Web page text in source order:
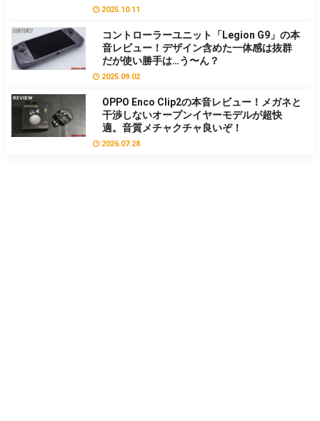
2025.10.11
コントローラーユニット「Legion G9」の本
音レビュー！デザイン含めた一体感は抜群
だが使い勝手は…う〜ん？
2025.09.02
OPPO Enco Clip2の本音レビュー！メガネと
干渉しないオープンイヤーモデルが超快
適。音質メチャクチャ良いぞ！
2026.07.28